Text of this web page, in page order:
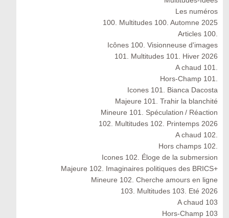
Les numéros
100. Multitudes 100. Automne 2025
Articles 100.
Icônes 100. Visionneuse d'images
101. Multitudes 101. Hiver 2026
A chaud 101.
Hors-Champ 101.
Icones 101. Bianca Dacosta
Majeure 101. Trahir la blanchité
Mineure 101. Spéculation / Réaction
102. Multitudes 102. Printemps 2026
A chaud 102.
Hors champs 102.
Icones 102. Éloge de la submersion
Majeure 102. Imaginaires politiques des BRICS+
Mineure 102. Cherche amours en ligne
103. Multitudes 103. Eté 2026
A chaud 103
Hors-Champ 103